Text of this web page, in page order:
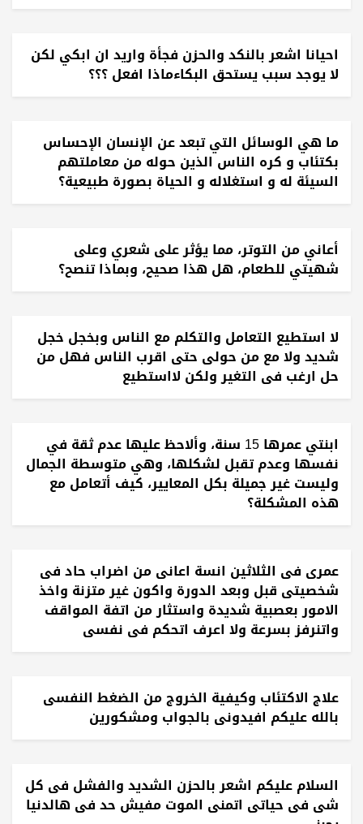
احيانا اشعر بالنكد والحزن فجأة واريد ان ابكي لكن
لا يوجد سبب يستحق البكاءماذا افعل ؟؟؟
ما هي الوسائل التي تبعد عن الإنسان الإحساس
بكتئاب و كره الناس الذين حوله من معاملتهم
السيئة له و استغلاله و الحياة بصورة طبيعية؟
أعاني من التوتر، مما يؤثر على شعري وعلى
شهيتي للطعام، هل هذا صحيح، وبماذا تنصح؟
لا استطيع التعامل والتكلم مع الناس وبخجل خجل
شديد ولا مع من حولى حتى اقرب الناس فهل من
حل ارغب فى التغير ولكن لااستطيع
ابنتي عمرها 15 سنة، وألاحظ عليها عدم ثقة في
نفسها وعدم تقبل لشكلها، وهي متوسطة الجمال
وليست غير جميلة بكل المعايير، كيف أتعامل مع
هذه المشكلة؟
عمرى فى الثلاثين انسة اعانى من اضراب حاد فى
شخصيتى قبل وبعد الدورة واكون غير متزنة واخذ
الامور بعصبية شديدة واستثار من اتفة المواقف
واتنرفز بسرعة ولا اعرف اتحكم فى نفسى
علاج الاكتئاب وكيفية الخروج من الضغط النفسى
بالله عليكم افيدونى بالجواب ومشكورين
السلام عليكم اشعر بالحزن الشديد والفشل فى كل
شى فى حياتى اتمنى الموت مفيش حد فى هالدنيا